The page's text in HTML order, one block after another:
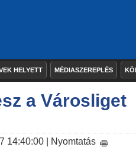
HELYETT MÉDIASZEREPLÉS
a Városliget
14:40:00 | Nyomtatás